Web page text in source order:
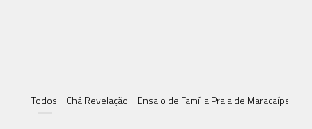
Todos Chá Revelação Ensaio de Família Praia de Maracaípe |